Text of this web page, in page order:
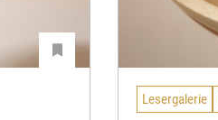
Lesergalerie